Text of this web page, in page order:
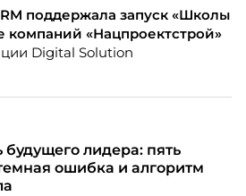
поддержала запуск «Школы
компаний «Нацпроектстрой»
Digital Solution
будущего лидера: пять
ошибка и алгоритм